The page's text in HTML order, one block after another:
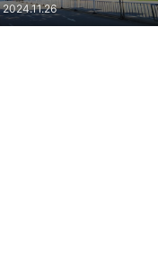
2024.11.26